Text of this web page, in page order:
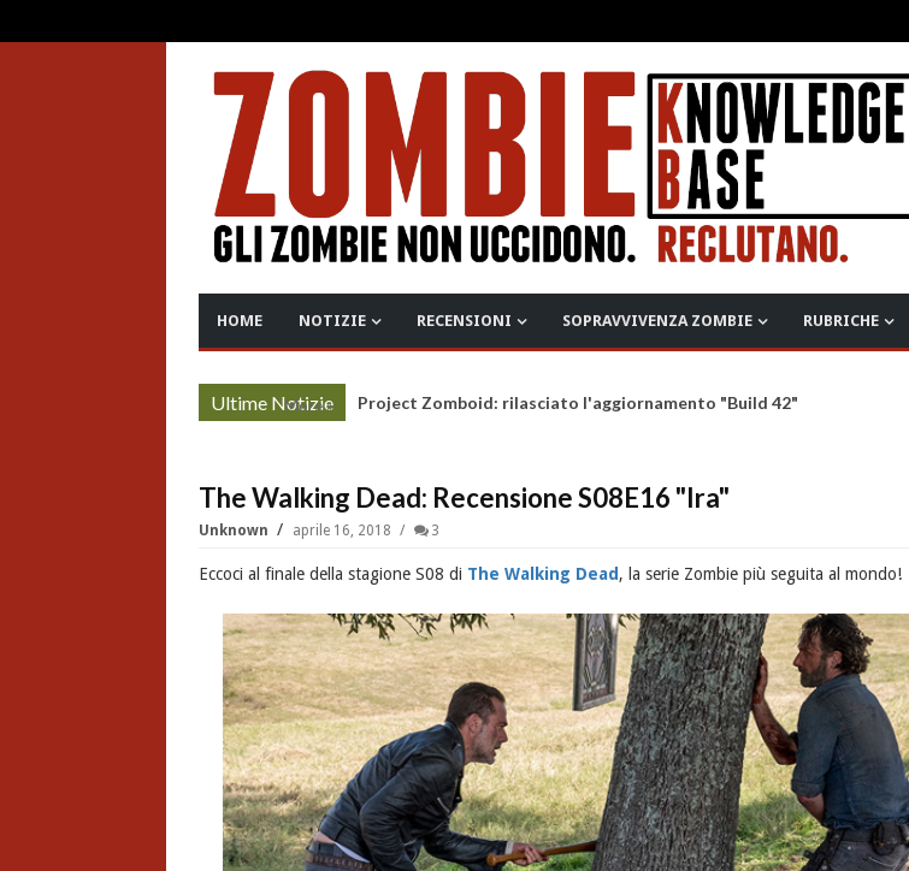
HOME NOTIZIE RECENSIONI SOPRAVVIVENZA ZOMBIE RUBRICHE
Ultime Notizie
More » Project Zomboid: rilasciato l'aggiornamento "Build 42"
The Walking Dead: Recensione S08E16 "Ira"
Unknown aprile 16, 2018 3
Eccoci al finale della stagione S08 di The Walking Dead , la serie Zombie più seguita al mondo!